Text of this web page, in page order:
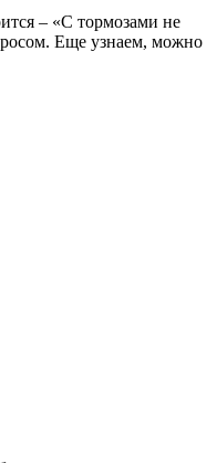
– «С тормозами не
Еще узнаем, можно